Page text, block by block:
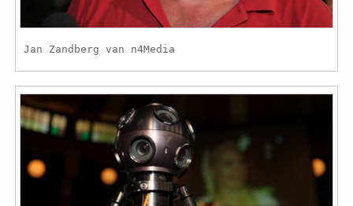
Jan Zandberg van n4Media